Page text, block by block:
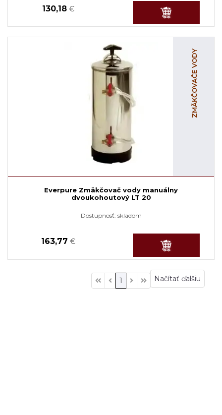
130,18 €
ZMÄKČOVAČE VODY
Everpure Zmäkčovač vody manuálny
dvoukohoutový LT 20
Dostupnosť: skladom
163,77 €
Načítať ďalšiu
1